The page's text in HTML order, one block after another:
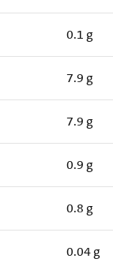
0.1 g
7.9 g
7.9 g
0.9 g
0.8 g
0.04 g